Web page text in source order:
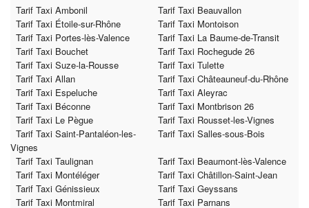
Tarif Taxi Ambonil
Tarif Taxi Beauvallon
Tarif Taxi Étoile-sur-Rhône
Tarif Taxi Montoison
Tarif Taxi Portes-lès-Valence
Tarif Taxi La Baume-de-Transit
Tarif Taxi Bouchet
Tarif Taxi Rochegude 26
Tarif Taxi Suze-la-Rousse
Tarif Taxi Tulette
Tarif Taxi Allan
Tarif Taxi Châteauneuf-du-Rhône
Tarif Taxi Espeluche
Tarif Taxi Aleyrac
Tarif Taxi Béconne
Tarif Taxi Montbrison 26
Tarif Taxi Le Pègue
Tarif Taxi Rousset-les-Vignes
Tarif Taxi Saint-Pantaléon-les-
Vignes
Tarif Taxi Salles-sous-Bois
Tarif Taxi Taulignan
Tarif Taxi Beaumont-lès-Valence
Tarif Taxi Montéléger
Tarif Taxi Châtillon-Saint-Jean
Tarif Taxi Génissieux
Tarif Taxi Geyssans
Tarif Taxi Montmiral
Tarif Taxi Parnans